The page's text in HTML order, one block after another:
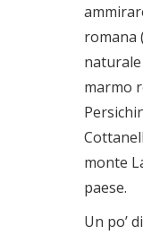
romana
marmo
monte
paese.
Un po’